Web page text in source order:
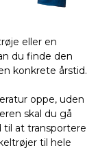
eller en
du finde den
konkrete årstid.
oppe, uden
skal du gå
at transportere
til hele